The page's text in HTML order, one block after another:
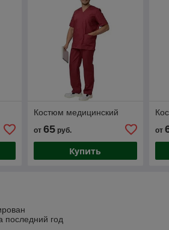
Костюм медицинский
от 65руб.
Купить
от
последний год